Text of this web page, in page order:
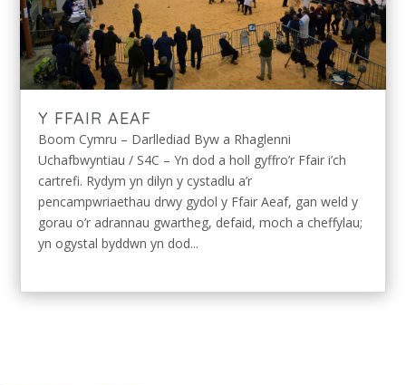
Y FFAIR AEAF
Boom Cymru – Darllediad Byw a Rhaglenni
Uchafbwyntiau / S4C – Yn dod a holl gyffro’r Ffair i’ch
cartrefi. Rydym yn dilyn y cystadlu a’r
pencampwriaethau drwy gydol y Ffair Aeaf, gan weld y
gorau o’r adrannau gwartheg, defaid, moch a cheffylau;
yn ogystal byddwn yn dod...